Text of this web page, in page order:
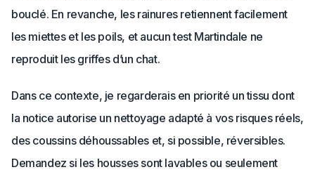
bouclé. En revanche, les rainures retiennent facilement
les miettes et les poils, et aucun test Martindale ne
reproduit les griffes d’un chat.
Dans ce contexte, je regarderais en priorité un tissu dont
la notice autorise un nettoyage adapté à vos risques réels,
des coussins déhoussables et, si possible, réversibles.
Demandez si les housses sont lavables ou seulement